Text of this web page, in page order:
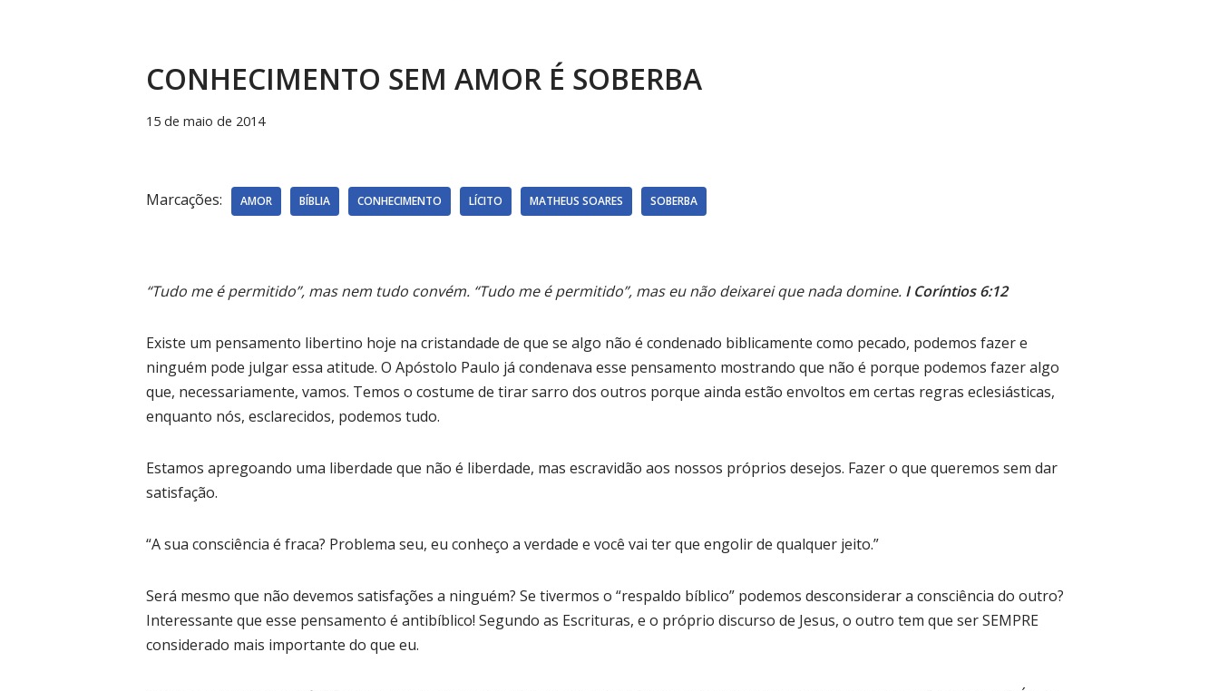
CONHECIMENTO SEM AMOR É SOBERBA
15 de maio de 2014
Marcações: AMOR BÍBLIA CONHECIMENTO LÍCITO MATHEUS SOARES SOBERBA
“Tudo me é permitido”, mas nem tudo convém. “Tudo me é permitido”, mas eu não deixarei que nada domine. I Coríntios 6:12
Existe um pensamento libertino hoje na cristandade de que se algo não é condenado biblicamente como pecado, podemos fazer e
ninguém pode julgar essa atitude. O Apóstolo Paulo já condenava esse pensamento mostrando que não é porque podemos fazer algo
que, necessariamente, vamos. Temos o costume de tirar sarro dos outros porque ainda estão envoltos em certas regras eclesiásticas,
enquanto nós, esclarecidos, podemos tudo.
Estamos apregoando uma liberdade que não é liberdade, mas escravidão aos nossos próprios desejos. Fazer o que queremos sem dar
satisfação.
“A sua consciência é fraca? Problema seu, eu conheço a verdade e você vai ter que engolir de qualquer jeito.”
Será mesmo que não devemos satisfações a ninguém? Se tivermos o “respaldo bíblico” podemos desconsiderar a consciência do outro?
Interessante que esse pensamento é antibíblico! Segundo as Escrituras, e o próprio discurso de Jesus, o outro tem que ser SEMPRE
considerado mais importante do que eu.